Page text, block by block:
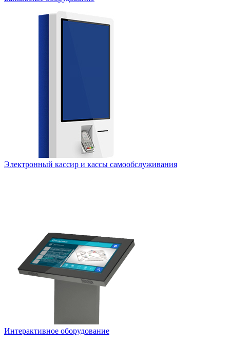
Электронный кассир и кассы самообслуживания
Интерактивное оборудование